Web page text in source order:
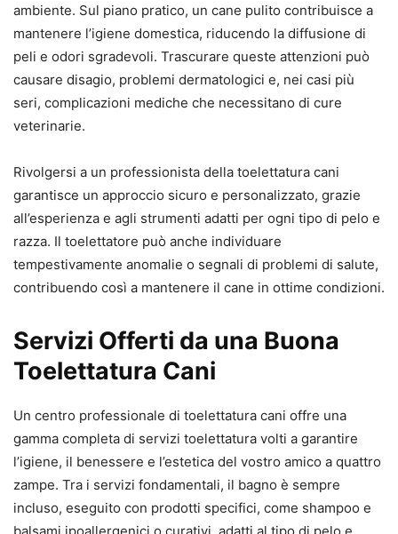
ambiente. Sul piano pratico, un cane pulito contribuisce a
mantenere l’igiene domestica, riducendo la diffusione di
peli e odori sgradevoli. Trascurare queste attenzioni può
causare disagio, problemi dermatologici e, nei casi più
seri, complicazioni mediche che necessitano di cure
veterinarie.
Rivolgersi a un professionista della toelettatura cani
garantisce un approccio sicuro e personalizzato, grazie
all’esperienza e agli strumenti adatti per ogni tipo di pelo e
razza. Il toelettatore può anche individuare
tempestivamente anomalie o segnali di problemi di salute,
contribuendo così a mantenere il cane in ottime condizioni.
Servizi Offerti da una Buona
Toelettatura Cani
Un centro professionale di toelettatura cani offre una
gamma completa di servizi toelettatura volti a garantire
l’igiene, il benessere e l’estetica del vostro amico a quattro
zampe. Tra i servizi fondamentali, il bagno è sempre
incluso, eseguito con prodotti specifici, come shampoo e
balsami ipoallergenici o curativi, adatti al tipo di pelo e